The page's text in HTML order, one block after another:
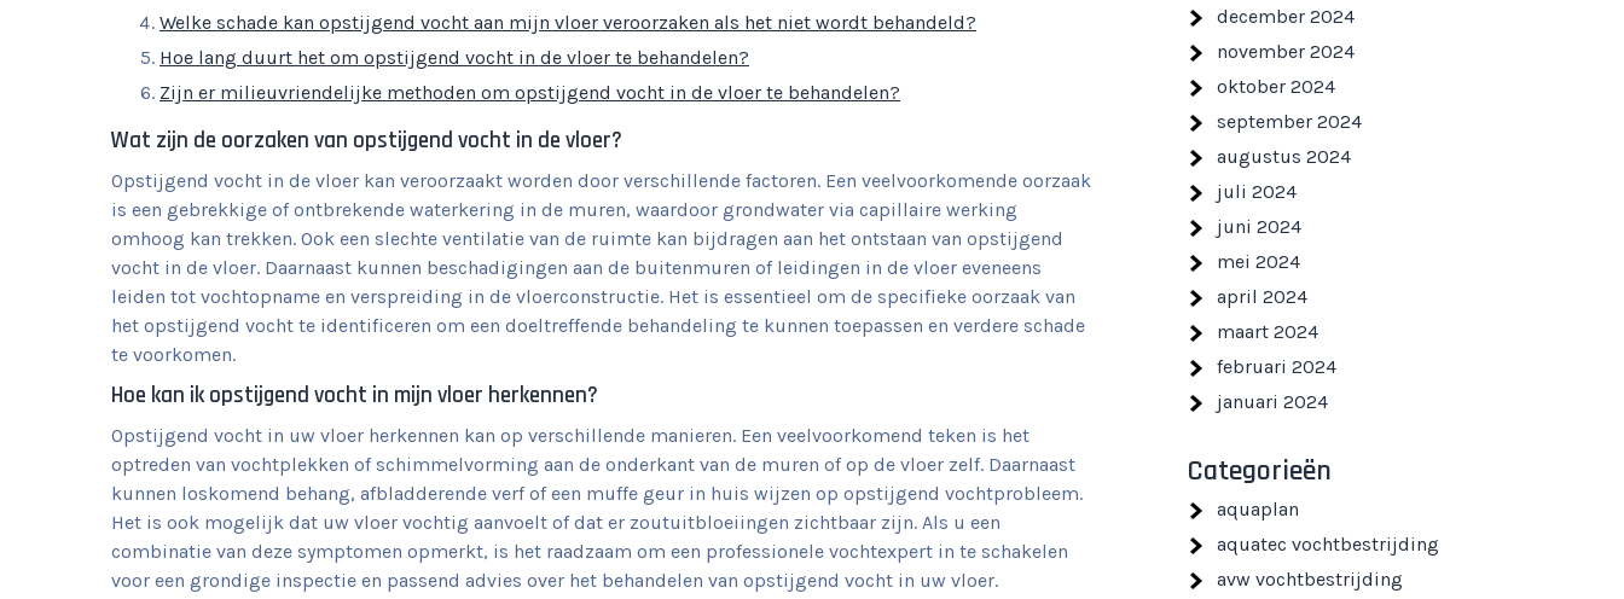
Welke schade kan opstijgend vocht aan mijn vloer veroorzaken als het niet wordt behandeld?
Hoe lang duurt het om opstijgend vocht in de vloer te behandelen?
Zijn er milieuvriendelijke methoden om opstijgend vocht in de vloer te behandelen?
Wat zijn de oorzaken van opstijgend vocht in de vloer?
Opstijgend vocht in de vloer kan veroorzaakt worden door verschillende factoren. Een veelvoorkomende oorzaak
is een gebrekkige of ontbrekende waterkering in de muren, waardoor grondwater via capillaire werking
omhoog kan trekken. Ook een slechte ventilatie van de ruimte kan bijdragen aan het ontstaan van opstijgend
vocht in de vloer. Daarnaast kunnen beschadigingen aan de buitenmuren of leidingen in de vloer eveneens
leiden tot vochtopname en verspreiding in de vloerconstructie. Het is essentieel om de specifieke oorzaak van
het opstijgend vocht te identificeren om een doeltreffende behandeling te kunnen toepassen en verdere schade
te voorkomen.
Hoe kan ik opstijgend vocht in mijn vloer herkennen?
Opstijgend vocht in uw vloer herkennen kan op verschillende manieren. Een veelvoorkomend teken is het
optreden van vochtplekken of schimmelvorming aan de onderkant van de muren of op de vloer zelf. Daarnaast
kunnen loskomend behang, afbladderende verf of een muffe geur in huis wijzen op opstijgend vochtprobleem.
Het is ook mogelijk dat uw vloer vochtig aanvoelt of dat er zoutuitbloeiingen zichtbaar zijn. Als u een
combinatie van deze symptomen opmerkt, is het raadzaam om een professionele vochtexpert in te schakelen
voor een grondige inspectie en passend advies over het behandelen van opstijgend vocht in uw vloer.
december 2024
november 2024
oktober 2024
september 2024
augustus 2024
juli 2024
juni 2024
mei 2024
april 2024
maart 2024
februari 2024
januari 2024
Categorieën
aquaplan
aquatec vochtbestrijding
avw vochtbestrijding